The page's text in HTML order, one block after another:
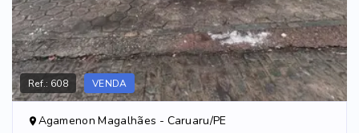
Ref.: 608 VENDA
Agamenon Magalhães - Caruaru/PE